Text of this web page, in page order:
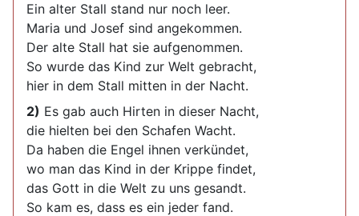
Ein alter Stall stand nur noch leer.
Maria und Josef sind angekommen.
Der alte Stall hat sie aufgenommen.
So wurde das Kind zur Welt gebracht,
hier in dem Stall mitten in der Nacht.
2) Es gab auch Hirten in dieser Nacht,
die hielten bei den Schafen Wacht.
Da haben die Engel ihnen verkündet,
wo man das Kind in der Krippe findet,
das Gott in die Welt zu uns gesandt.
So kam es, dass es ein jeder fand.